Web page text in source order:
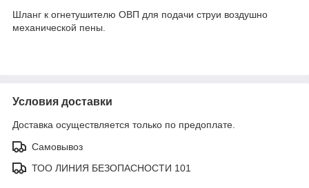
Шланг к огнетушителю ОВП для подачи струи воздушно
механической пены.
Условия доставки
Доставка осуществляется только по предоплате.
Самовывоз
ТОО ЛИНИЯ БЕЗОПАСНОСТИ 101